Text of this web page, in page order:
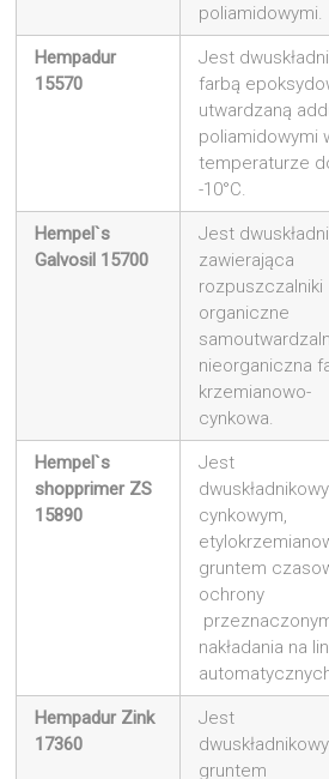
poliamidowymi.
Hempadur
15570
Jest
farbą
utwardzaną
poliamidowymi
temperaturze
-10°C.
Hempel`s
Galvosil 15700
Jest
zawierająca
rozpuszczalniki
organiczne
nieorganiczna
krzemianowo-
cynkowa.
Hempel`s
shopprimer ZS
15890
Jest
cynkowym,
gruntem
ochrony
nakładania na
Hempadur Zink
17360
Jest
gruntem